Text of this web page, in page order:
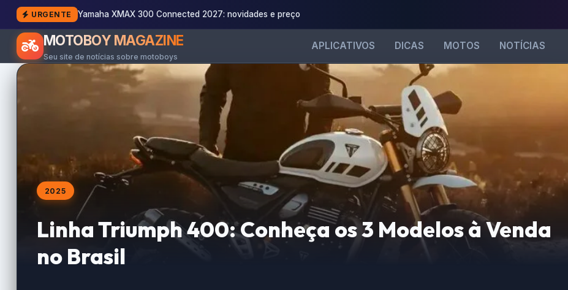
URGENTE Yamaha XMAX 300 Connected 2027: novidades e preço
MOTOBOY MAGAZINE
Seu site de notícias sobre motoboys
APLICATIVOS DICAS MOTOS NOTÍCIAS
2025
Linha Triumph 400: Conheça os 3 Modelos à Venda
no Brasil